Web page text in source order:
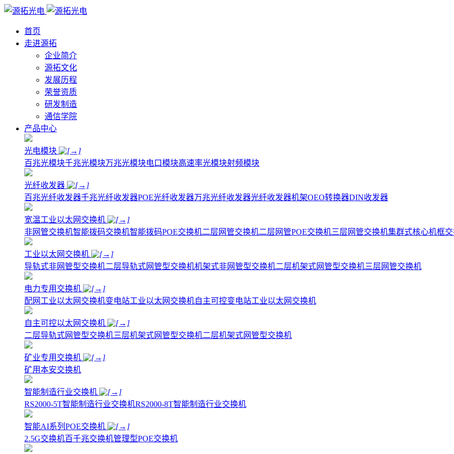
首页
走进源拓
企业简介
源拓文化
发展历程
荣誉资质
研发制造
通信学院
产品中心
光电模块
百兆光模块千兆光模块万兆光模块电口模块高速率光模块射频模块
光纤收发器
百兆光纤收发器千兆光纤收发器POE光纤收发器万兆光纤收发器光纤收发器机架OEO转换器DIN收发器
宽温工业以太网交换机
非网管交换机智能拨码交换机智能拨码POE交换机二层网管交换机二层网管POE交换机三层网管交换机集群式核心机框
工业以太网交换机
导轨式非网管型交换机二层导轨式网管型交换机机架式非网管型交换机二层机架式网管型交换机三层网管交换机
电力专用交换机
配网工业以太网交换机变电站工业以太网交换机自主可控变电站工业以太网交换机
自主可控以太网交换机
二层导轨式网管型交换机三层机架式网管型交换机二层机架式网管型交换机
矿业专用交换机
矿用本安交换机
智能制造行业交换机
RS2000-5T智能制造行业交换机RS2000-8T智能制造行业交换机
智能AI系列POE交换机
2.5G交换机百千兆交换机管理型POE交换机